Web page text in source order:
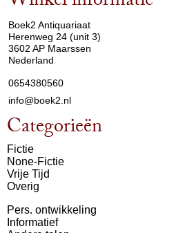
Boek2 Antiquariaat
Herenweg 24 (unit 3)
3602 AP Maarssen
Nederland
0654380560
info@boek2.nl
Categorieën
Fictie
None-Fictie
Vrije Tijd
Overig
Pers. ontwikkeling
Informatief